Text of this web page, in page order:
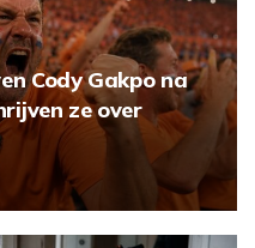
Cody Gakpo na
ze over